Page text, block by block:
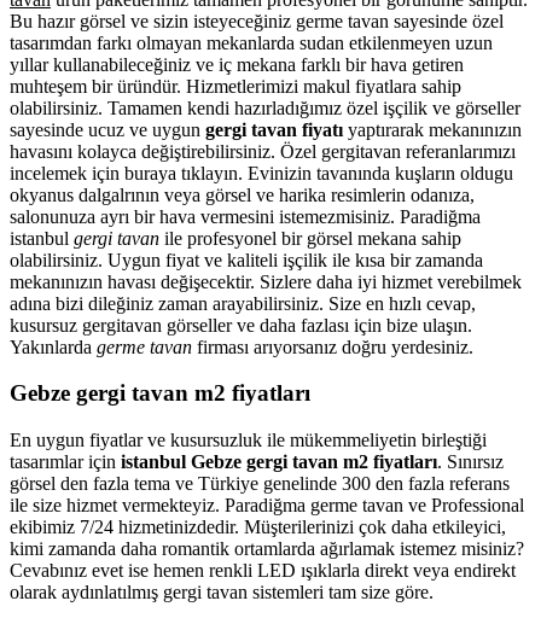
Bu hazır görsel ve sizin isteyeceğiniz germe tavan sayesinde özel
tasarımdan farkı olmayan mekanlarda sudan etkilenmeyen uzun
yıllar kullanabileceğiniz ve iç mekana farklı bir hava getiren
muhteşem bir üründür. Hizmetlerimizi makul fiyatlara sahip
olabilirsiniz. Tamamen kendi hazırladığımız özel işçilik ve görseller
sayesinde ucuz ve uygun gergi tavan fiyatı yaptırarak mekanınızın
havasını kolayca değiştirebilirsiniz. Özel gergitavan referanlarımızı
incelemek için buraya tıklayın. Evinizin tavanında kuşların oldugu
okyanus dalgalrının veya görsel ve harika resimlerin odanıza,
salonunuza ayrı bir hava vermesini istemezmisiniz. Paradiğma
istanbul gergi tavan ile profesyonel bir görsel mekana sahip
olabilirsiniz. Uygun fiyat ve kaliteli işçilik ile kısa bir zamanda
mekanınızın havası değişecektir. Sizlere daha iyi hizmet verebilmek
adına bizi dileğiniz zaman arayabilirsiniz. Size en hızlı cevap,
kusursuz gergitavan görseller ve daha fazlası için bize ulaşın.
Yakınlarda germe tavan firması arıyorsanız doğru yerdesiniz.
Gebze gergi tavan m2 fiyatları
En uygun fiyatlar ve kusursuzluk ile mükemmeliyetin birleştiği
tasarımlar için istanbul Gebze gergi tavan m2 fiyatları. Sınırsız
görsel den fazla tema ve Türkiye genelinde 300 den fazla referans
ile size hizmet vermekteyiz. Paradiğma germe tavan ve Professional
ekibimiz 7/24 hizmetinizdedir. Müşterilerinizi çok daha etkileyici,
kimi zamanda daha romantik ortamlarda ağırlamak istemez misiniz?
Cevabınız evet ise hemen renkli LED ışıklarla direkt veya endirekt
olarak aydınlatılmış gergi tavan sistemleri tam size göre.